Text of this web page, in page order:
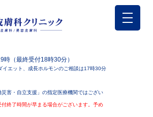
時（最終受付18時30分）
エット、成長ホルモンのご相談は17時30分
害・自立支援」の指定医療機関ではござい
終了時間が早まる場合がございます。予め